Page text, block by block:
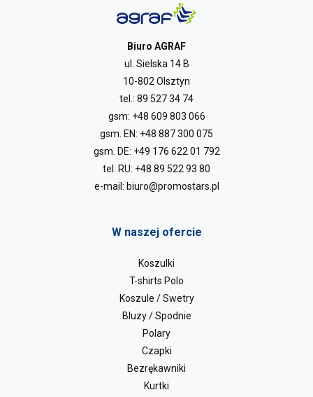
Biuro AGRAF
ul. Sielska 14 B
10-802 Olsztyn
tel.: 89 527 34 74
gsm: +48 609 803 066
gsm. EN: +48 887 300 075
gsm. DE: +49 176 622 01 792
tel. RU: +48 89 522 93 80
e-mail: biuro@promostars.pl
W naszej ofercie
Koszulki
T-shirts Polo
Koszule / Swetry
Bluzy / Spodnie
Polary
Czapki
Bezrękawniki
Kurtki